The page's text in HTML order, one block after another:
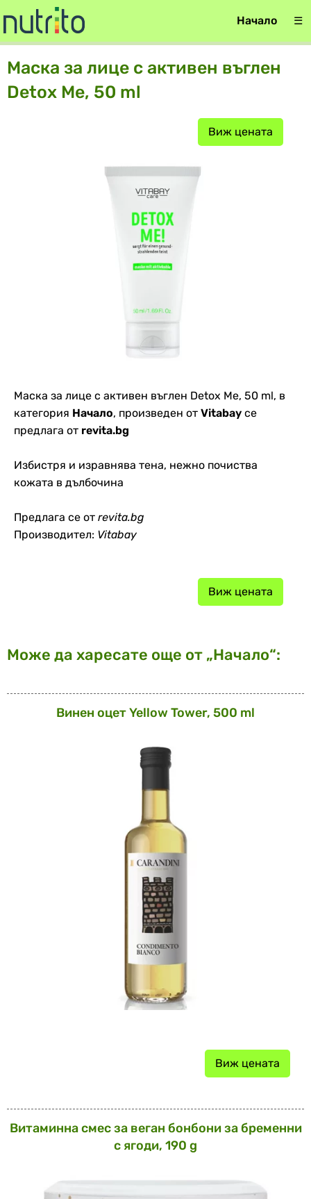
Начало ☰
Маска за лице с активен въглен
Detox Me, 50 ml
Виж цената
Маска за лице с активен въглен Detox Me, 50 ml, в
категория Начало, произведен от Vitabay се
предлага от revita.bg
Избистря и изравнява тена, нежно почиства
кожата в дълбочина
Предлага се от revita.bg
Производител: Vitabay
Виж цената
Може да харесате още от „Начало“:
Винен оцет Yellow Tower, 500 ml
Виж цената
Витаминна смес за веган бонбони за бременни
с ягоди, 190 g